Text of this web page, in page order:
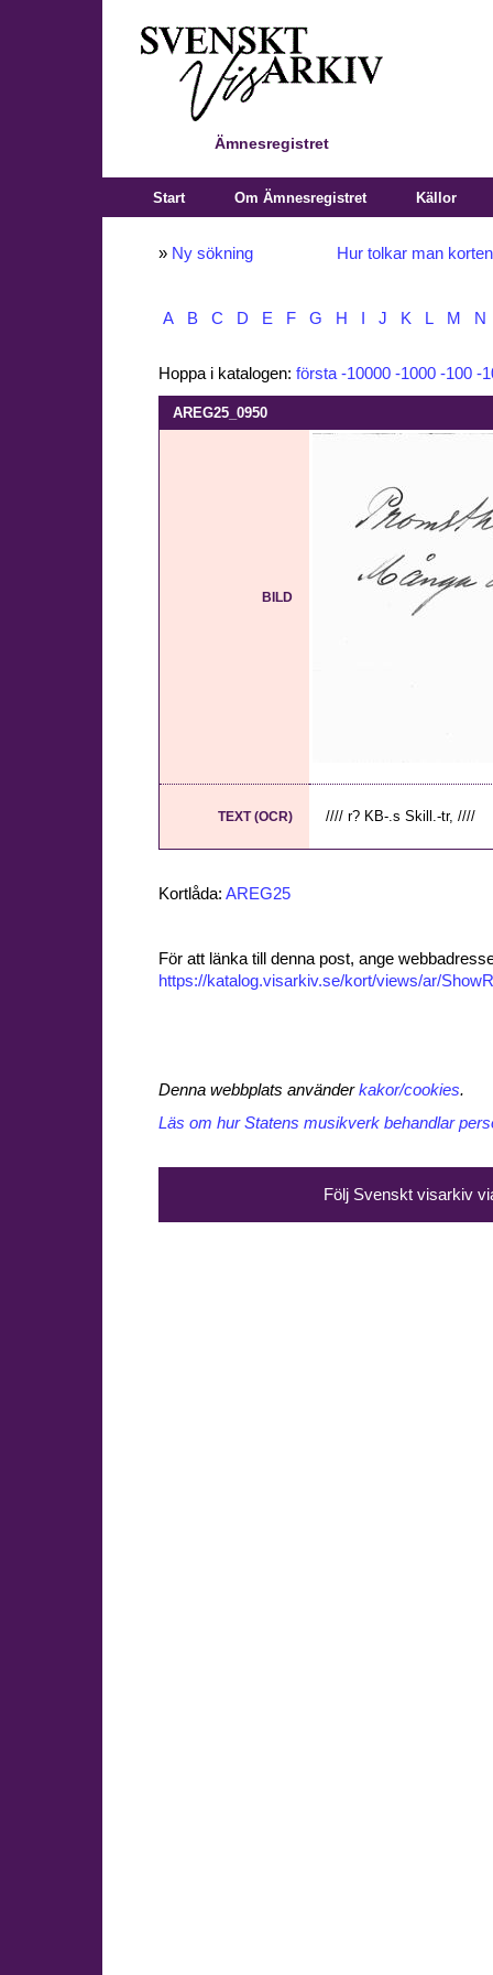
Ämnesregistret
Start Om Ämnesregistret Källor
» Ny sökning Hur tolkar man
A B C D E F G H J K L M N
Hoppa i katalogen: första -10000 -1000 -100 -
AREG25_0950
BILD
TEXT (OCR) //// r? KB-.s Skill.-tr, ////
Kortlåda: AREG25
För att länka till denna post, ange
https://katalog.visarkiv.se/kort/views/ar/
Denna webbplats använderkakor/cookies.
Läs om hur Statens musikverk behandlar
Följ Svenskt visarkiv